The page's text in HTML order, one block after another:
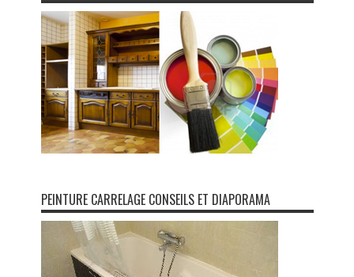
PEINTURE CARRELAGE CONSEILS ET DIAPORAMA